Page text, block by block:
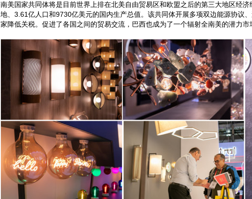
南美国家共同体将是目前世界上排在北美自由贸易区和欧盟之后的第三大地区经
地、3.61亿人口和9730亿美元的国内生产总值。该共同体开展多项双边能源协议
家降低关税。促进了各国之间的贸易交流，巴西也成为了一个辐射全南美的潜力市